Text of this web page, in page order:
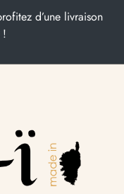
d’une livraison
!